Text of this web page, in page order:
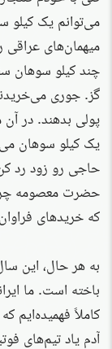
می‌توانم یک کیلو
میهمان‌های عراقی
چند کیلو سوهان
گز. جوری
پولی بدهند. در
یک کیلو سوهان
حاجی رو زود رد
حضرت معصومه
که خریدهای
به هر حال، این
باخته است. ما
کاملاً فهمیده‌ایم
آدم یاد تیم‌های